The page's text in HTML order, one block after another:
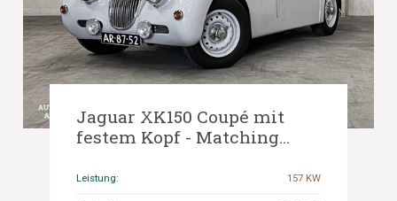
Jaguar XK150 Coupé mit
festem Kopf - Matching
Restaurantion, AR-87-52
Leistung: 157 KW